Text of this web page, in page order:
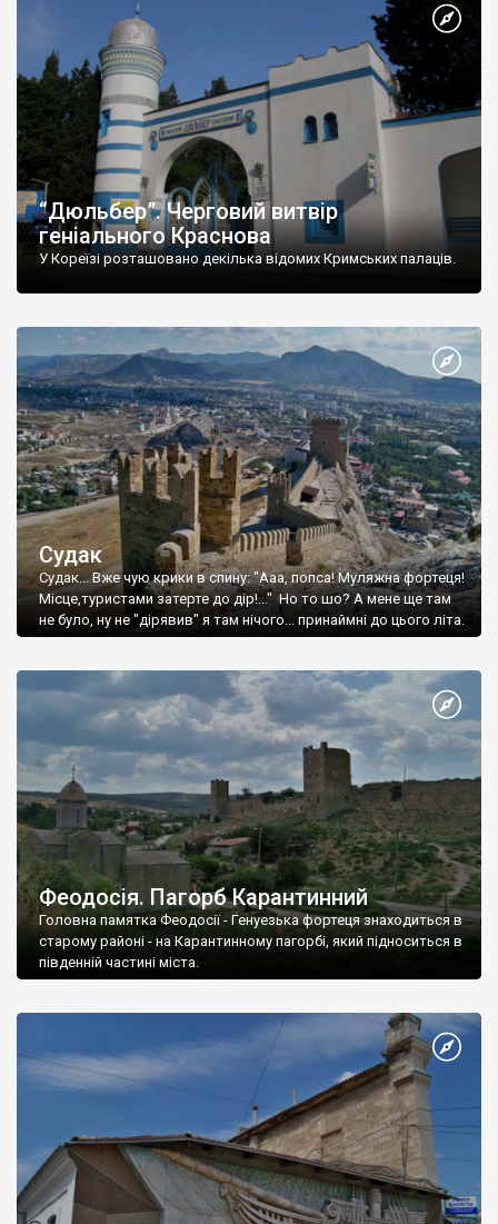
“Дюльбер”. Черговий витвір
геніального Краснова
У Кореїзі розташовано декілька відомих Кримських палаців.
Судак
Судак... Вже чую крики в спину: "Ааа, попса! Муляжна фортеця!
Місце,туристами затерте до дір!..." Но то шо? А мене ще там
не було, ну не "дірявив" я там нічого... принаймні до цього літа.
Феодосія. Пагорб Карантинний
Головна памятка Феодосії - Генуезька фортеця знаходиться в
старому районі - на Карантинному пагорбі, який підноситься в
південній частині міста.